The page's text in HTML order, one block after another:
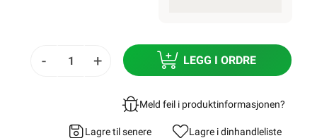
- + LEGG I ORDRE
Meld feil i produktinformasjonen?
Lagre til senere Lagre i dinhandleliste